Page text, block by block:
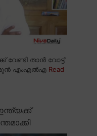
വേണ്ടി താൻ വോട്ട്
മുൻ എംഎൽഎ Read